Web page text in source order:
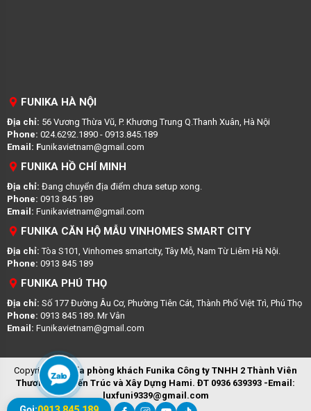
FUNIKA HÀ NỘI
Địa chỉ: 56 Vương Thừa Vũ, P. Khương Trung Q.Thanh Xuân, Hà Nội
Phone: 024.6292.1890 - 0913.845.189
Email: Funikavietnam@gmail.com
FUNIKA HỒ CHÍ MINH
Địa chỉ: Đang chuyển địa điểm chưa setup xong.
Phone: 0913 845 189
Email: Funikavietnam@gmail.com
FUNIKA CĂN HỘ MẪU VINHOMES SMART CITY
Địa chỉ:Tòa S101, Vinhomes smartcity, Tây Mỗ, Nam Từ Liêm Hà Nội.
Phone: 0913 845 189
FUNIKA PHÚ THỌ
Địa chỉ: Số 177 Đường Âu Cơ, Phường Tiên Cát, Thành Phố Việt Trì, Phú Thọ
Phone: 0913 845 189. Mr Vân
Email: Funikavietnam@gmail.com
Copyright ©Sofa phòng khách Funika Công ty TNHH 2 Thành Viên
Thương Mại Kiến Trúc và Xây Dựng Hami. ĐT 0936 639393 -Email:
luxfuni9339@gmail.com
Zalo